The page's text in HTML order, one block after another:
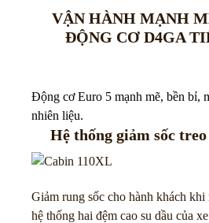
VẬN HÀNH MẠNH
ĐỘNG CƠ D4GA
Động cơ Euro 5 mạnh mẽ, bền bỉ,
nhiên liệu.
Hệ thống giảm sốc
Giảm rung sốc cho hành khách
hệ thống hai đệm cao su dầu của